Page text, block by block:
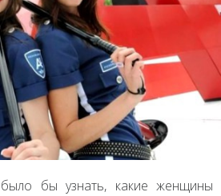
бы узнать, какие женщины